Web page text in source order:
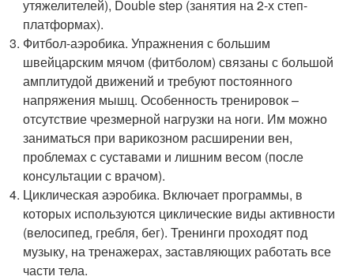
утяжелителей), Double step (занятия на 2-х степ-
платформах).
Фитбол-аэробика. Упражнения с большим
швейцарским мячом (фитболом) связаны с большой
амплитудой движений и требуют постоянного
напряжения мышц. Особенность тренировок –
отсутствие чрезмерной нагрузки на ноги. Им можно
заниматься при варикозном расширении вен,
проблемах с суставами и лишним весом (после
консультации с врачом).
Циклическая аэробика. Включает программы, в
которых используются циклические виды активности
(велосипед, гребля, бег). Тренинги проходят под
музыку, на тренажерах, заставляющих работать все
части тела.